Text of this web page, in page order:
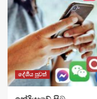
දේශීය පුවත්